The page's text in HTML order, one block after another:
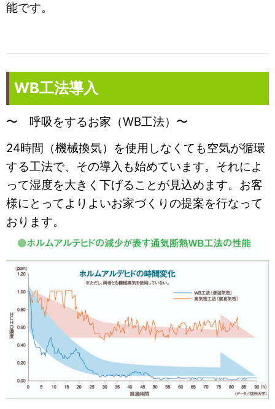
能です。
WB工法導入
〜 呼吸をするお家（WB工法）〜
24時間（機械換気）を使用しなくても空気が循環
する工法で、その導入も始めています。それによ
って湿度を大きく下げることが見込めます。 お客
様にとってよりよいお家づくりの提案を行なって
おります。